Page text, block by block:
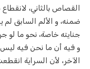
القصاص بالثاني،
ضمنه، و الألم السابق
جنايته خاصة، نحو ما
و فيه أن ما نحن فيه
الآخر، لأن السراية